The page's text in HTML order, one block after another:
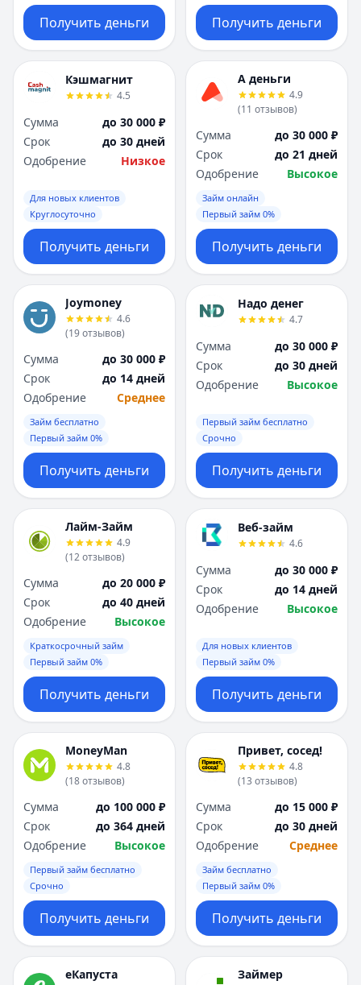
Получить деньги Получить деньги
Кэшмагнит
4.5
Сумма
до 30 000 ₽
Срок
до 30 дней
Одобрение
Низкое
Для новых клиентов
Круглосуточно
Получить деньги
А деньги
4.9
(11 отзывов)
Сумма
до 30 000 ₽
Срок
до 21 дней
Одобрение
Высокое
Займ онлайн
Первый займ 0%
Получить деньги
Joymoney
4.6
(19отзывов)
Сумма
до 30 000 ₽
Срок
до 14 дней
Одобрение
Среднее
Займ бесплатно
Первый займ 0%
Получить деньги
Надо денег
4.7
Сумма
до 30 000 ₽
Срок
до 30 дней
Одобрение
Высокое
Первый займ бесплатно
Срочно
Получить деньги
Лайм-Займ
4.9
(12отзывов)
Сумма
до 20 000 ₽
Срок
до 40 дней
Одобрение
Высокое
Краткосрочный займ
Первый займ 0%
Получить деньги
Веб-займ
4.6
Сумма
до 30 000 ₽
Срок
до 14 дней
Одобрение
Высокое
Для новых клиентов
Первый займ 0%
Получить деньги
MoneyMan
4.8
(18отзывов)
Сумма
до 100 000 ₽
Срок
до 364 дней
Одобрение
Высокое
Первый займ бесплатно
Срочно
Получить деньги
Привет, сосед!
4.8
(13 отзывов)
Сумма
до 15 000 ₽
Срок
до 30 дней
Одобрение
Среднее
Займ бесплатно
Первый займ 0%
Получить деньги
еКапуста Займер